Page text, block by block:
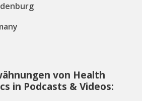
von Health
in Podcasts & Videos: